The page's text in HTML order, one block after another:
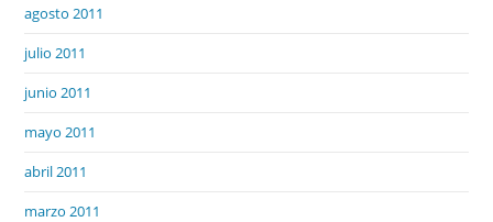
agosto 2011
julio 2011
junio 2011
mayo 2011
abril 2011
marzo 2011